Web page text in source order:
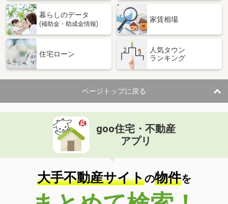
専有面積 92.67m²
間取り
大阪府大阪市港区南市岡３
6,880万円
住 所
大阪府大阪市港区南市岡３
専有面積 91.15m²
間取り
3LDK
大阪府大阪市港区南市岡３
価 格
6,880万円
住 所
大阪府大阪市港区南市岡３
専有面積 90.23m²
間取り
3LDK
大阪府松原市東新町３
暮らしのデータ
(補助金・助成金情報)
家賃相場
住宅ローン
人気タウン
ランキング
ページトップに戻る
goo住宅・不動産
アプリ
大手不動産サイトの物件を